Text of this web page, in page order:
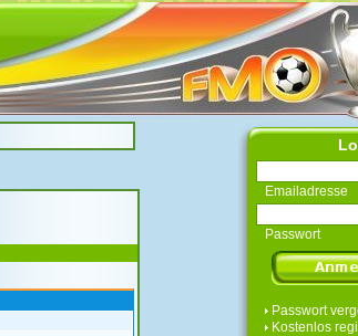
Emailadresse
Passwort
Passwort
Kostenlos